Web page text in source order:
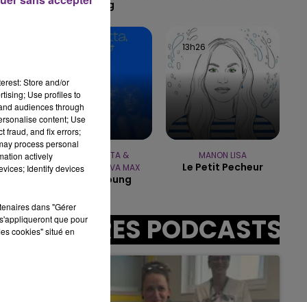
LE CLUB CHAMPAGNE FM
A Thing
DAVID GUETTA &
ALPHAVILLE & AVA MAX
Forever Young
13h26
13h26
MANON LISA
Le Petit Pecheur
AUTRES PODCASTS
Store and/or
Use profiles to
audiences through
content; Use
fraud, and fix errors;
process personal
actively
Identify devices
dans "Gérer
que pour
cookies" situé en